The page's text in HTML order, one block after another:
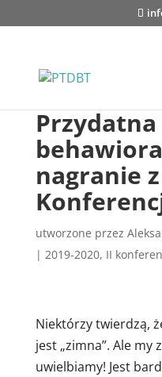
nagranie
utworzone przez
| 2019-2020, II
Niektórzy twierdzą,
jest „zimna”. Ale my
uwielbiamy! Jest